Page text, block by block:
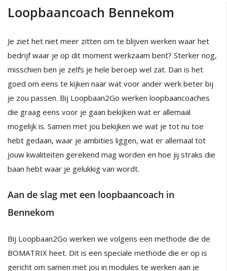
Loopbaancoach Bennekom
Je ziet het niet meer zitten om te blijven werken waar het
bedrijf waar je op dit moment werkzaam bent? Sterker nog,
misschien ben je zelfs je hele beroep wel zat. Dan is het
goed om eens te kijken naar wat voor ander werk beter bij
je zou passen. Bij Loopbaan2Go werken loopbaancoaches
die graag eens voor je gaan bekijken wat er allemaal
mogelijk is. Samen met jou bekijken we wat je tot nu toe
hebt gedaan, waar je ambities liggen, wat er allemaal tot
jouw kwaliteiten gerekend mag worden en hoe jij straks die
baan hebt waar je gelukkig van wordt.
Aan de slag met een loopbaancoach in
Bennekom
Bij Loopbaan2Go werken we volgens een methode die de
BOMATRIX heet. Dit is een speciale methode die er op is
gericht om samen met jou in modules te werken aan je